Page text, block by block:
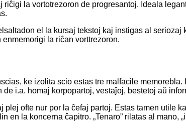
la vortotrezoron de progresantoj. Ideala
el la kursaj tekstoj kaj instigas al seriozaj
la riĉan vorttrezoron.
ke izolita scio estas tre malfacile memorebla.
i.a. homaj korpopartoj, vestaĵoj, bestetoj aŭ
ofte nur por la ĉefaj partoj. Estas tamen utile
la koncerna ĉapitro. „Tenaro” rilatas al mano,